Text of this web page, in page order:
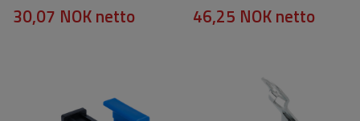
30,07 NOKnetto 46,25 NOKnetto